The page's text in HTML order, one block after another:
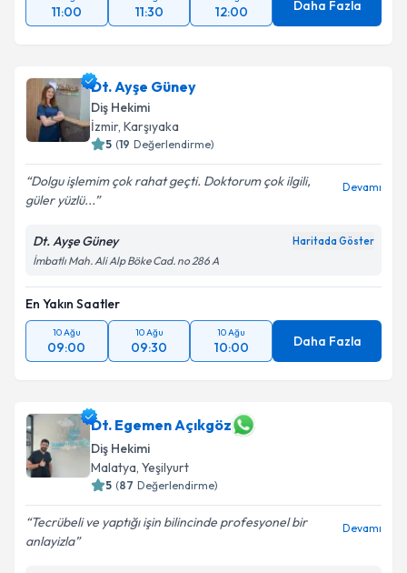
11:00 11:30 12:00 Daha Fazla
Dt. Ayşe Güney
Diş Hekimi
İzmir, Karşıyaka
5 (19 Değerlendirme)
Dolgu işlemim çok rahat geçti. Doktorum çok ilgili,
güler yüzlü...
Devamı
Dt. Ayşe Güney Haritada Göster
İmbatlı Mah. Ali Alp Böke Cad. no 286 A
En Yakın Saatler
10 Ağu
09:00
10 Ağu
09:30
10 Ağu
10:00 Daha Fazla
Dt. Egemen Açıkgöz
Diş Hekimi
Malatya, Yeşilyurt
5 (87 Değerlendirme)
Tecrübeli ve yaptığı işin bilincinde profesyonel bir
anlayizla
Devamı